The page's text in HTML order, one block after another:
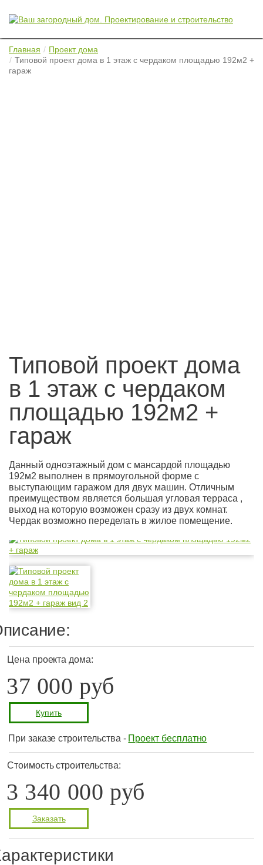
Главная
Проект дома
Типовой проект дома в 1 этаж с чердаком площадью 192м2 +
гараж
Типовой проект дома
в 1 этаж с чердаком
площадью 192м2 +
гараж
Данный одноэтажный дом с мансардой площадью
192м2 выполнен в прямоугольной форме с
выступающим гаражом для двух машин. Отличным
преимуществом является большая угловая терраса ,
выход на которую возможен сразу из двух комнат.
Чердак возможно переделать в жилое помещение.
Цена проекта дома:
37 000 руб
Купить
При заказе строительства - Проект бесплатно
Стоимость строительства:
3 340 000 руб
Заказать